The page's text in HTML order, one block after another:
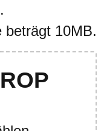
beträgt 10MB.